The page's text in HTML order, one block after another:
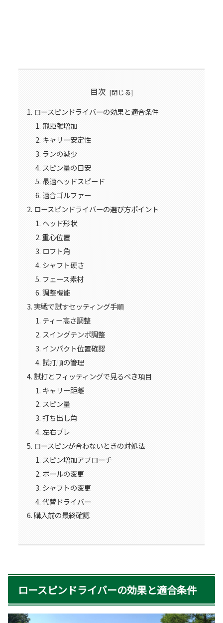
目次
ロースピンドライバーの効果と適合条件
飛距離増加
キャリー安定性
ランの減少
スピン量の目安
最適ヘッドスピード
適合ゴルファー
ロースピンドライバーの選び方ポイント
ヘッド形状
重心位置
ロフト角
シャフト硬さ
フェース素材
調整機能
実戦で試すセッティング手順
ティー高さ調整
スイングテンポ調整
インパクト位置確認
試打順の管理
試打とフィッティングで見るべき項目
キャリー距離
スピン量
打ち出し角
左右ブレ
ロースピンが合わないときの対処法
スピン増加アプローチ
ボールの変更
シャフトの変更
代替ドライバー
購入前の最終確認
ロースピンドライバーの効果と適合条件